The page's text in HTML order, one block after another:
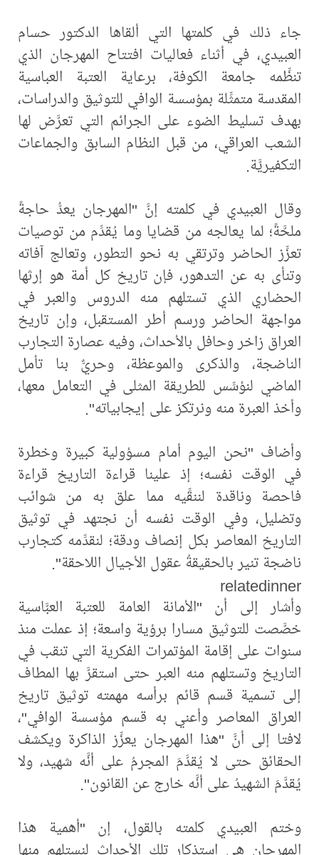
جاء ذلك في كلمتها التي ألقاها الدكتور حسام
العبيدي، في أثناء فعاليات افتتاح المهرجان الذي
تنظِّمه جامعة الكوفة، برعاية العتبة العباسية
المقدسة متمثِّلة بمؤسسة الوافي للتوثيق والدراسات،
بهدف تسليط الضوء على الجرائم التي تعرَّض لها
الشعب العراقي، من قبل النظام السابق والجماعات
التكفيريَّة.
وقال العبيدي في كلمته إنَّ "المهرجان يعدُّ حاجةً
ملحَّةً؛ لما يعالجه من قضايا وما يُقدِّم من توصيات
تعزِّز الحاضر وترتقي به نحو التطور، وتعالج آفاته
وتنأى به عن التدهور، فإن تاريخ كل أمة هو إرثها
الحضاري الذي تستلهم منه الدروس والعبر في
مواجهة الحاضر ورسم أطر المستقبل، وإن تاريخ
العراق زاخر وحافل بالأحداث، وفيه عصارة التجارب
الناضجة، والذكرى والموعظة، وحريٌّ بنا تأمل
الماضي لنؤسِّس للطريقة المثلى في التعامل معها،
وأخذ العبرة منه ونرتكز على إيجابياته".
وأضاف "نحن اليوم أمام مسؤولية كبيرة وخطرة
في الوقت نفسه؛ إذ علينا قراءة التاريخ قراءة
فاحصة وناقدة لننقِّيه مما علق به من شوائب
وتضليل، وفي الوقت نفسه أن نجتهد في توثيق
التاريخ المعاصر بكل إنصاف ودقة؛ لنقدِّمه كتجارب
ناضجة تنير بالحقيقةُ عقول الأجيال اللاحقة".
relatedinner
وأشار إلى أن "الأمانة العامة للعتبة العبَّاسية
خصَّصت للتوثيق مسارا برؤية واسعة؛ إذ عملت منذ
سنوات على إقامة المؤتمرات الفكرية التي تنقب في
التاريخ وتستلهم منه العبر حتى استقرَّ بها المطاف
إلى تسمية قسم قائم برأسه مهمته توثيق تاريخ
العراق المعاصر وأعني به قسم مؤسسة الوافي"،
لافتا إلى أنَّ "هذا المهرجان يعزِّز الذاكرة ويكشف
الحقائق حتى لا يُقدَّمَ المجرمُ على أنَّه شهيد، ولا
يُقدَّمَ الشهيدُ على أنَّه خارج عن القانون".
وختم العبيدي كلمته بالقول، إن "أهمية هذا
المهرجان هي استذكار تلك الأحداث لنستلهم منها